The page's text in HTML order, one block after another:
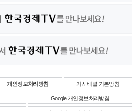
개인정보처리방침 기사배열 기본방침
Google 개인정보처리방침